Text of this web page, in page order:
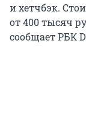
и хетчбэк.
от 400 тысяч
сообщает РБК